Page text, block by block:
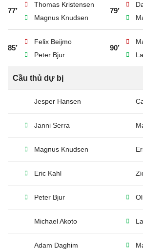
77’
Thomas Kristensen
Magnus Knudsen
79’
85’
Felix Beijmo
Peter Bjur
90’
Cầu thủ dự bị
Jesper Hansen
Janni Serra
Magnus Knudsen
Eric Kahl
Peter Bjur
Michael Akoto
Adam Daghim